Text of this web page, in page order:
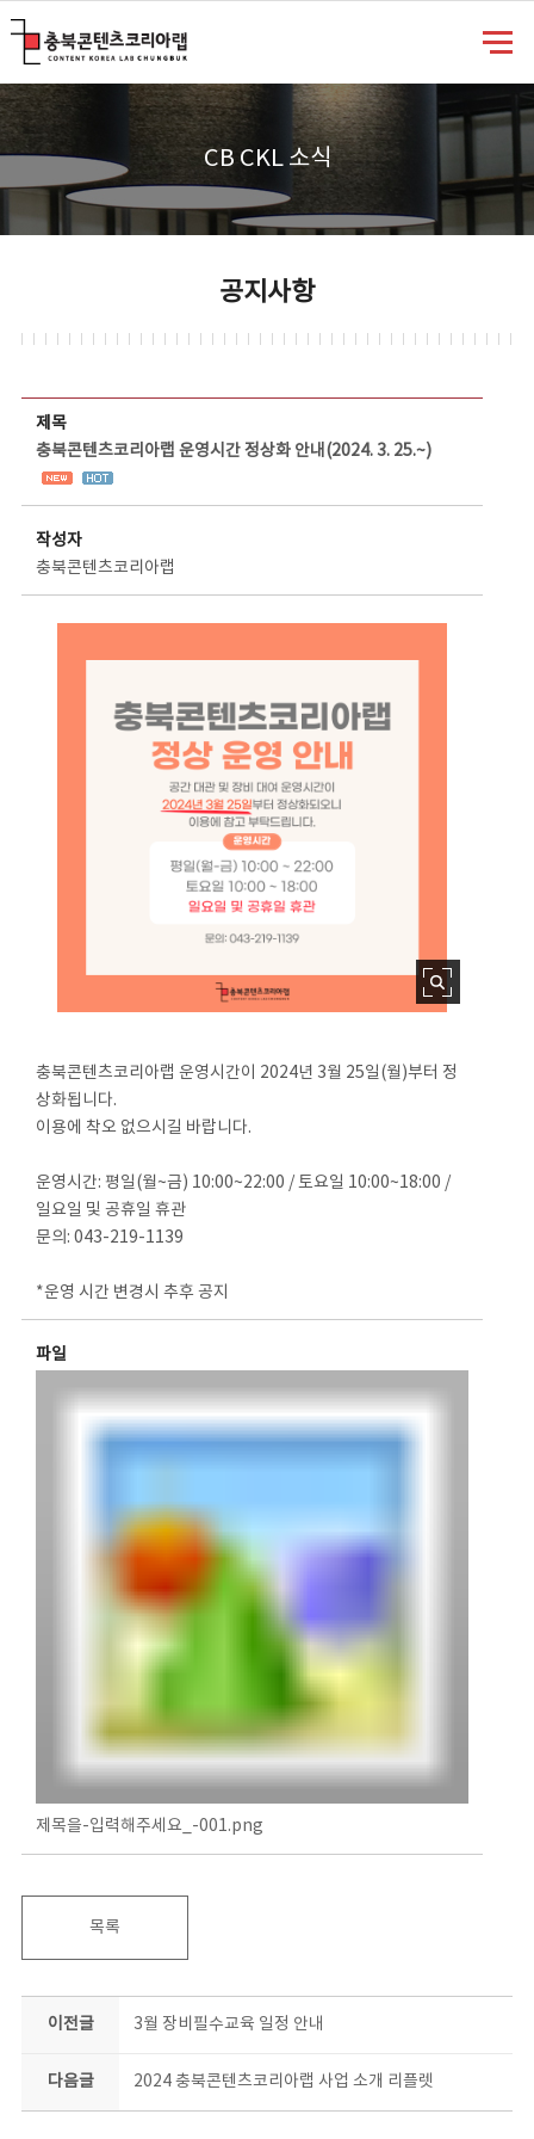
CB CKL 소식
공지사항
제목
충북콘텐츠코리아랩 운영시간 정상화 안내(2024. 3. 25.~)
작성자
충북콘텐츠코리아랩
충북콘텐츠코리아랩 운영시간이 2024년 3월 25일(월)부터 정
상화됩니다.
이용에 착오 없으시길 바랍니다.
운영시간: 평일(월~금) 10:00~22:00 / 토요일 10:00~18:00 /
일요일 및 공휴일 휴관
문의: 043-219-1139
*운영 시간 변경시 추후 공지
파일
제목을-입력해주세요_-001.png
목록
이전글 3월 장비필수교육 일정 안내
다음글 2024 충북콘텐츠코리아랩 사업 소개 리플렛